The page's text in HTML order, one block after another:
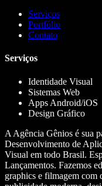
Serviços
Portfólio
Contato
Serviços
Identidade Visual
Sistemas Web
Apps Android/iOS
Design Gráfico
A Agência Gênios é sua
Desenvolvimento de
Visual em todo Brasil.
Lançamentos. Fazemos
graphics e filmagem com